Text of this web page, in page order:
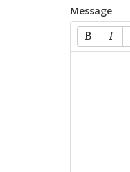
Message